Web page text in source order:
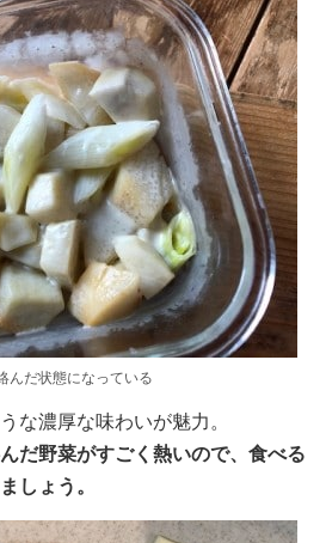
んだ状態になっている
な濃厚な味わいが魅力。
だ野菜がすごく熱いので、食べる
しょう。